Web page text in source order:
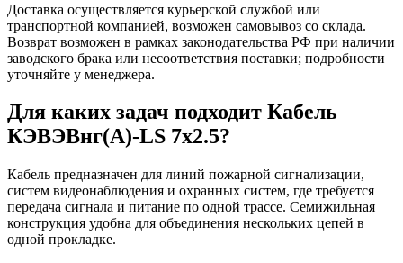
Доставка осуществляется курьерской службой или
транспортной компанией, возможен самовывоз со склада.
Возврат возможен в рамках законодательства РФ при наличии
заводского брака или несоответствия поставки; подробности
уточняйте у менеджера.
Для каких задач подходит Кабель
КЭВЭВнг(А)-LS 7х2.5?
Кабель предназначен для линий пожарной сигнализации,
систем видеонаблюдения и охранных систем, где требуется
передача сигнала и питание по одной трассе. Семижильная
конструкция удобна для объединения нескольких цепей в
одной прокладке.